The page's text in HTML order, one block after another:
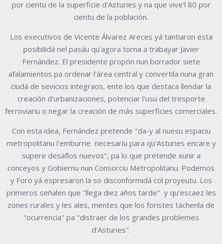
por cientu de la superficie d'Asturies y na que vive'l 80 por
cientu de la población.
Los executivos de Vicente Álvarez Areces yá tantiaron esta
posibilidá nel pasáu qu'agora torna a trabayar Javier
Fernández. El presidente propón nun borrador siete
afalamientos pa ordenar l'área central y convertila nuna gran
ciudá de sevicios integraos, ente los que destaca llendar la
creación d'urbanizaciones, potenciar l'usu del tresporte
ferroviariu o negar la creación de más superficies comerciales.
Con esta idea, Fernández pretende "da-y al nuesu espaciu
metropolitanu l'emburrie necesariu para qu'Asturies encare y
supere desafíos nuevos", pa lo que pretende xunir a
conceyos y Gobiernu nun Consorciu Metropolitanu. Podemos
y Foro yá espresaron la so disconformidá col proyeutu. Los
primeros señalen que "llega diez años tarde" y qu'escaez les
zones rurales y les ales, mentes que los foristes táchenla de
"ocurrencia" pa "distraer de los grandes problemes
d'Asturies".